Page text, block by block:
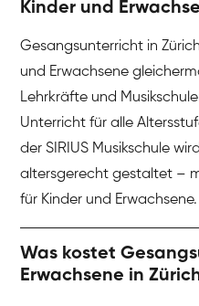
Kinder und
Gesangsunterricht in
und Erwachsene
Lehrkräfte und
Unterricht für alle
der SIRIUS Musikschule
altersgerecht gestaltet –
für Kinder und Erwachsene.
Was kostet
Erwachsene in